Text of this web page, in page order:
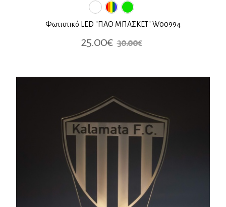
Φωτιστικό LED "ΠΑΟ ΜΠΑΣΚΕΤ" W00994
25.00€ 30.00€